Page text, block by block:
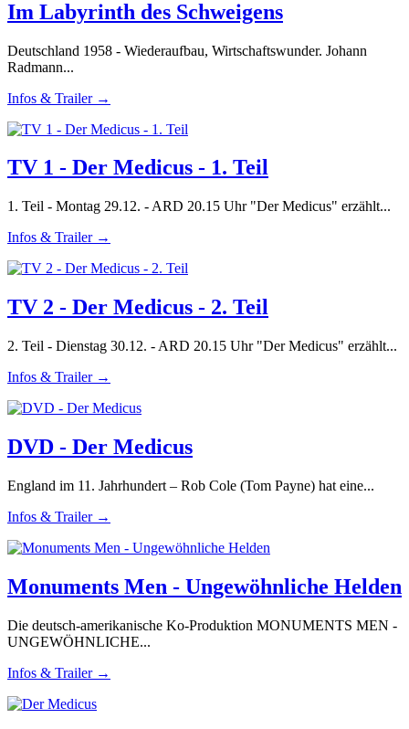
Im Labyrinth des Schweigens
Deutschland 1958 - Wiederaufbau, Wirtschaftswunder. Johann
Radmann...
Infos & Trailer →
TV 1 - Der Medicus - 1. Teil
1. Teil - Montag 29.12. - ARD 20.15 Uhr "Der Medicus" erzählt...
Infos & Trailer →
TV 2 - Der Medicus - 2. Teil
2. Teil - Dienstag 30.12. - ARD 20.15 Uhr "Der Medicus" erzählt...
Infos & Trailer →
DVD - Der Medicus
England im 11. Jahrhundert – Rob Cole (Tom Payne) hat eine...
Infos & Trailer →
Monuments Men - Ungewöhnliche Helden
Die deutsch-amerikanische Ko-Produktion MONUMENTS MEN -
UNGEWÖHNLICHE...
Infos & Trailer →